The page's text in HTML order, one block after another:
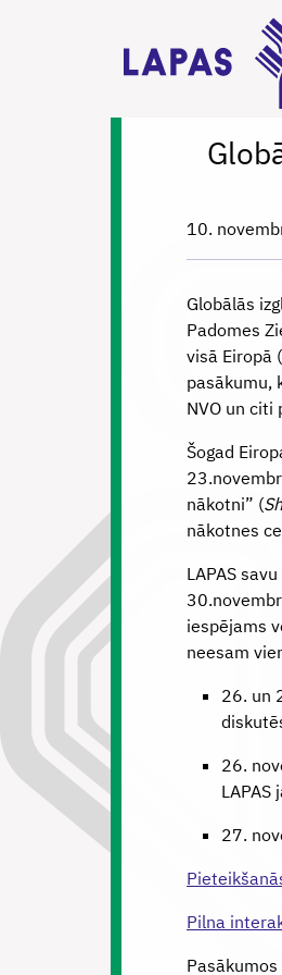
10.
Globālās
Padomes
visā Eiropā (
pasākumu,
NVO un citi
Šogad
nākotni” (
nākotnes
LAPAS
iespējams
neesam
26. un
26.
27.
Pilna